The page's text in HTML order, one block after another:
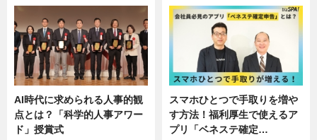
AI時代に求められる人事的観
点とは？「科学的人事アワー
ド」授賞式
スマホひとつで手取りを増や
す方法！福利厚生で使えるア
プリ「ベネステ確定…